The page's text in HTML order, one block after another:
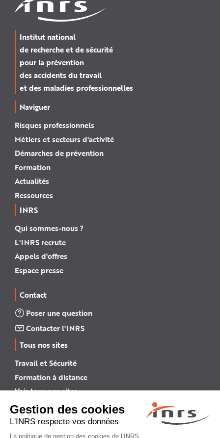
Institut national
de recherche et de sécurité
pour la prévention
des accidents du travail
et des maladies professionnelles
Naviguer
Risques professionnels
Métiers et secteurs d'activité
Démarches de prévention
Formation
Actualités
Ressources
INRS
Qui sommes-nous ?
L'INRS recrute
Appels d'offres
Espace presse
Contact
Poser une question
Contacter l'INRS
Tous nos sites
Travail et Sécurité
Formation à distance
Voir tous nos sites →
INRS English